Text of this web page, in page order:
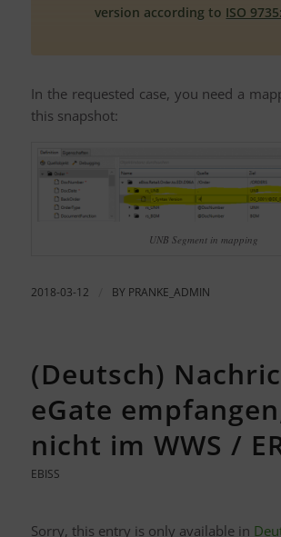
version according to ISO
In the requested case, you need a
this snapshot:
UNB Segment in mapping
2018-03-12 BY PRANKE_ADMIN
(Deutsch)
eGate
nicht im WWS /
EBISS
Sorry, this entry is only available in